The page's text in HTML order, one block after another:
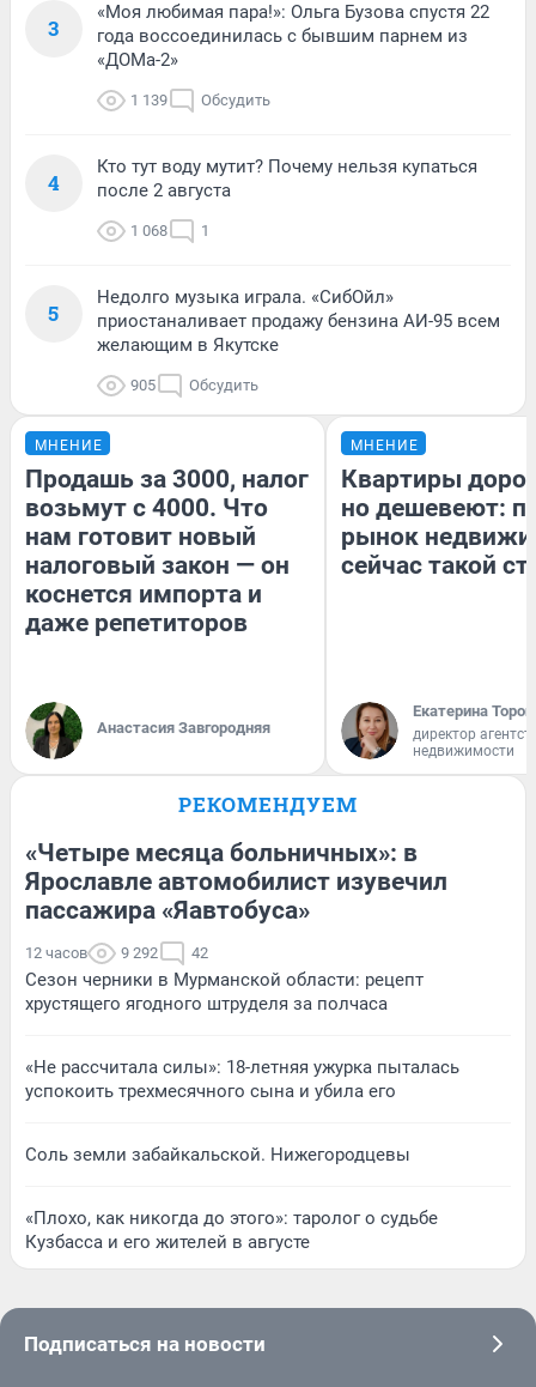
3
«Моя любимая пара!»: Ольга Бузова спустя 22
года воссоединилась с бывшим парнем из
«ДОМа-2»
1 139 Обсудить
4
Кто тут воду мутит? Почему нельзя купаться
после 2 августа
1 068 1
5
Недолго музыка играла. «СибОйл»
приостаналивает продажу бензина АИ-95 всем
желающим в Якутске
905 Обсудить
МНЕНИЕ
Продашь за 3000, налог
возьмут с 4000. Что
нам готовит новый
налоговый закон — он
коснется импорта и
даже репетиторов
Анастасия Завгородняя
МНЕНИЕ
Квартиры
но дешевеют:
рынок
сейчас такой
Екатерина
директор
недвижимости
РЕКОМЕНДУЕМ
«Четыре месяца больничных»: в
Ярославле автомобилист изувечил
пассажира «Яавтобуса»
12 часов 9 292 42
Сезон черники в Мурманской области: рецепт
хрустящего ягодного штруделя за полчаса
«Не рассчитала силы»: 18-летняя ужурка пыталась
успокоить трехмесячного сына и убила его
Соль земли забайкальской. Нижегородцевы
«Плохо, как никогда до этого»: таролог о судьбе
Кузбасса и его жителей в августе
Подписаться на новости